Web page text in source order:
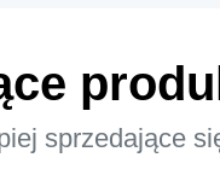
sprzedające